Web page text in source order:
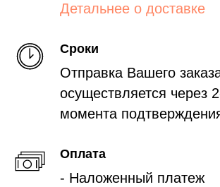
Детальнее о доставке
Сроки
Отправка Вашего
осуществляется через
момента
Оплата
- Наложенный платеж